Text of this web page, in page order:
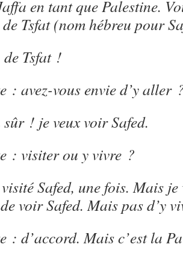
en tant que Palestine.
Tsfat (nom hébreu pour
Tsfat !
: avez-vous envie d’y aller
! je veux voir Safed.
: visiter ou y vivre ?
Safed, une fois. Mais je
voir Safed. Mais pas d’y
: d’accord. Mais c’est la